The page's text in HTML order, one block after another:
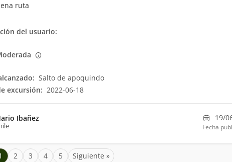
ruta
del usuario:
Salto de apoquindo
excursión: 2022-06-18
Ibañez 19/
Fecha
2 3 4 5 Siguiente »